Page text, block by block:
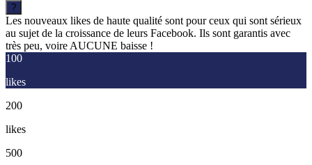
?
Les nouveaux likes de haute qualité sont pour ceux qui sont sérieux
au sujet de la croissance de leurs Facebook. Ils sont garantis avec
très peu, voire AUCUNE baisse !
100
likes
200
likes
500